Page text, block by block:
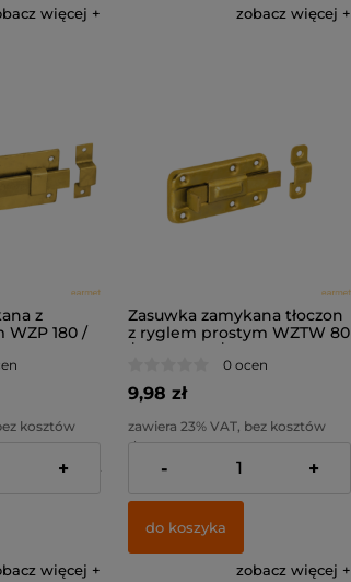
więcej zobacz więcej
z
180 /
kosztów
17,38 zł
+
więcej
Zasuwka zamykana tłoczon
z ryglem prostym WZTW 80
0 ocen
9,98 zł
zawiera 23% VAT, bez kosztów
dostawy
Cena netto:
8,11 zł
- +
do koszyka
zobacz więcej